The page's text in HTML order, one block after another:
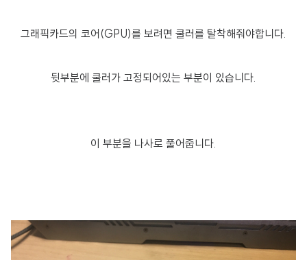
그래픽카드의 코어(GPU)를 보려면 쿨러를 탈착해줘야합니다.
뒷부분에 쿨러가 고정되어있는 부분이 있습니다.
이 부분을 나사로 풀어줍니다.